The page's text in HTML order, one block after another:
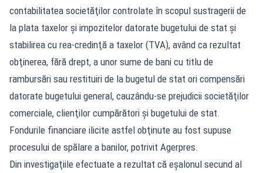
contabilitatea societăţilor controlate în scopul sustragerii de
la plata taxelor şi impozitelor datorate bugetului de stat şi
stabilirea cu rea-credinţă a taxelor (TVA), având ca rezultat
obţinerea, fără drept, a unor sume de bani cu titlu de
rambursări sau restituiri de la bugetul de stat ori compensări
datorate bugetului general, cauzându-se prejudicii societăţilor
comerciale, clienţilor cumpărători şi bugetului de stat.
Fondurile financiare ilicite astfel obţinute au fost supuse
procesului de spălare a banilor, potrivit Agerpres.
Din investigaţiile efectuate a rezultat că eşalonul secund al